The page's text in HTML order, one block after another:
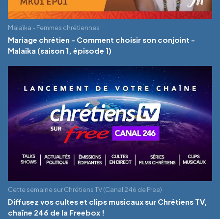
Malaïka - Femmes chrétiennes
Mariage chrétien - Comment choisir son conjoint -
Malaika (saison 1, épisode 1)
Cette semaine sur Chrétiens TV (Canal 246 de Free)
Diffusez vos cultes et clips musicaux sur Chrétiens TV,
chaîne 246 de la Freebox !